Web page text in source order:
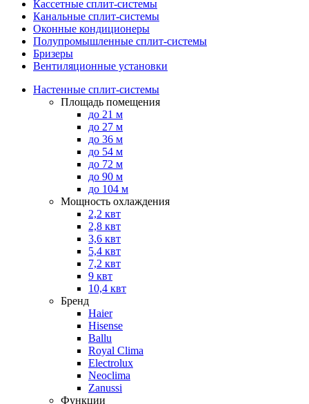
Кассетные сплит-системы
Канальные сплит-системы
Оконные кондиционеры
Полупромышленные сплит-системы
Бризеры
Вентиляционные установки
Настенные сплит-системы
Площадь помещения
до 21 м
до 27 м
до 36 м
до 54 м
до 72 м
до 90 м
до 104 м
Мощность охлаждения
2,2 квт
2,8 квт
3,6 квт
5,4 квт
7,2 квт
9 квт
10,4 квт
Бренд
Haier
Hisense
Ballu
Royal Clima
Electrolux
Neoclima
Zanussi
Функции